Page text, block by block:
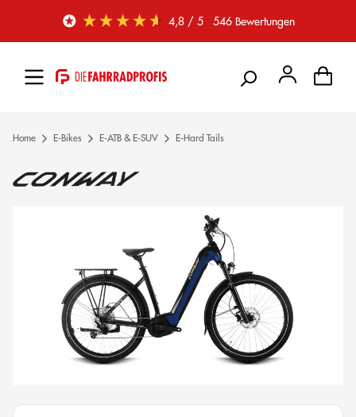
Zum Hauptinhalt springen 4,8/ 5 546 Bewertungen
Home E-Bikes E-ATB & E-SUV E-Hard Tails